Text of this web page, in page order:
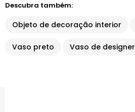
Descubra também:
Objeto de decoração interior
Vaso preto Vaso de designer